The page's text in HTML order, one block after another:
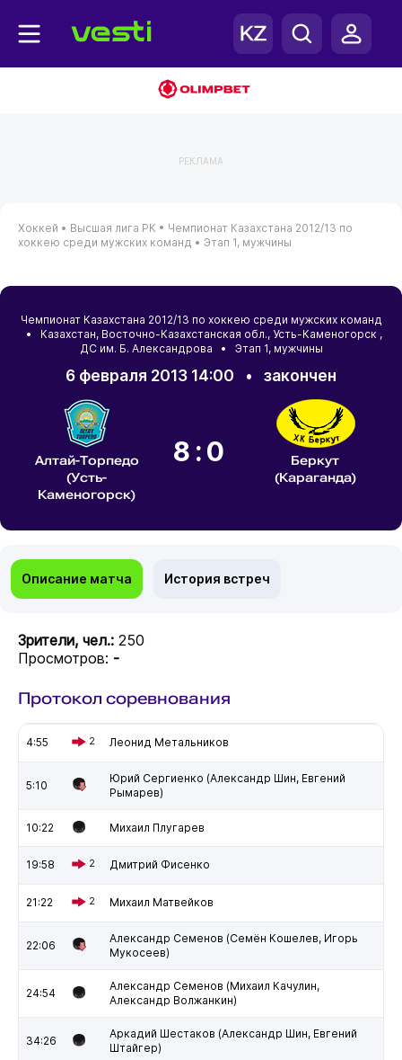
РЕКЛАМА
Хоккей • Высшая лига РК • Чемпионат Казахстана 2012/13 по
хоккею среди мужских команд • Этап 1, мужчины
Чемпионат Казахстана 2012/13 по хоккею среди мужских команд
• Казахстан, Восточно-Казахстанская обл., Усть-Каменогорск ,
ДС им. Б. Александрова • Этап 1, мужчины
6 февраля 2013 14:00 • закончен
Алтай-Торпедо
(Усть-
Каменогорск)
8:0
Беркут
(Караганда)
Описание матча История встреч
Зрители, чел.: 250
Просмотров: -
Протокол соревнования
4:55 2 Леонид Метальников
5:10
Юрий Сергиенко (Александр Шин, Евгений
Рымарев)
10:22 Михаил Плугарев
19:58 2 Дмитрий Фисенко
21:22 2 Михаил Матвейков
22:06
Александр Семенов (Семён Кошелев, Игорь
Мукосеев)
24:54
Александр Семенов (Михаил Качулин,
Александр Волжанкин)
34:26
Аркадий Шестаков (Александр Шин, Евгений
Штайгер)